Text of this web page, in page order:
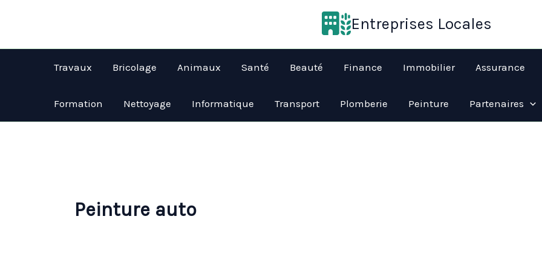
Entreprises Locales
Travaux Bricolage Animaux Santé Beauté Finance Immobilier Assurance
Formation Nettoyage Informatique Transport Plomberie Peinture Partenaires
Peinture auto